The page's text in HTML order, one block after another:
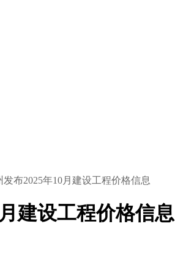
发布2025年10月建设工程价格信息
建设工程价格信息